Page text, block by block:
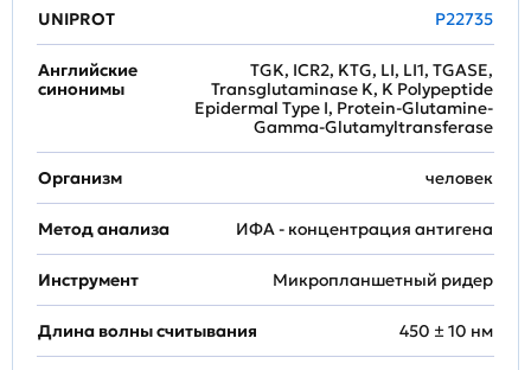
UNIPROT P22735
Английские
синонимы
TGK, ICR2, KTG, LI, LI1, TGASE,
Transglutaminase K, K Polypeptide
Epidermal Type I, Protein-Glutamine-
Gamma-Glutamyltransferase
Организм человек
Метод анализа ИФА - концентрация антигена
Инструмент Микропланшетный ридер
Длина волны считывания 450 ± 10 нм